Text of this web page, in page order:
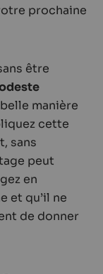
prochaine
être
manière
cette
sans
peut
en
et qu’il ne
de donner